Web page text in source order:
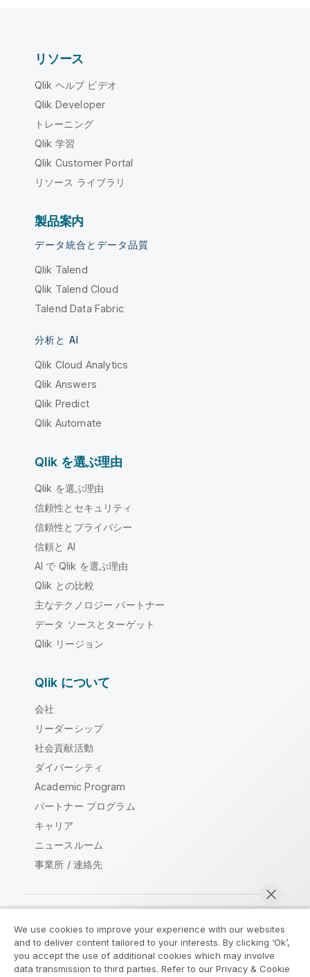
リソース
Qlik ヘルプ ビデオ
Qlik Developer
トレーニング
Qlik 学習
Qlik Customer Portal
リソース ライブラリ
製品案内
データ統合とデータ品質
Qlik Talend
Qlik Talend Cloud
Talend Data Fabric
分析と AI
Qlik Cloud Analytics
Qlik Answers
Qlik Predict
Qlik Automate
Qlik を選ぶ理由
Qlik を選ぶ理由
信頼性とセキュリティ
信頼性とプライバシー
信頼と AI
AI で Qlik を選ぶ理由
Qlik との比較
主なテクノロジー パートナー
データ ソースとターゲット
Qlik リージョン
Qlik について
会社
リーダーシップ
社会貢献活動
ダイバーシティ
Academic Program
パートナー プログラム
キャリア
ニュースルーム
事業所 / 連絡先
Qlik コミュニティ
法的契約 製品規約 Legal Policies
We use cookies to improve your experience with our websites
and to deliver content tailored to your interests. By clicking ‘Ok’,
you accept the use of additional cookies which may involve
data transmission to third parties. Refer to our Privacy & Cookie